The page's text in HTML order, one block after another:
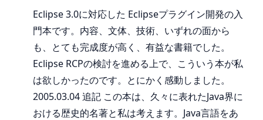
Eclipse 3.0に対応した Eclipseプラグイン開発の入
門本です。内容、文体、技術、いずれの面から
も、とても完成度が高く、有益な書籍でした。
Eclipse RCPの検討を進める上で、こういう本が私
は欲しかったのです。とにかく感動しました。
2005.03.04 追記 この本は、久々に表れたJava界に
おける歴史的名著と私は考えます。Java言語をあ